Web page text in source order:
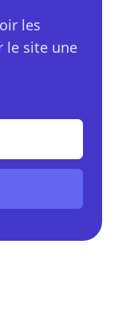
les
le site une